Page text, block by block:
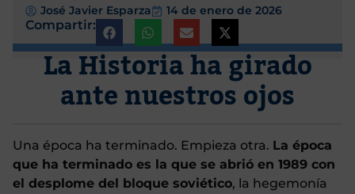
José Javier Esparza 14 de enero de 2026
Compartir:
La Historia ha girado
ante nuestros ojos
Una época ha terminado. Empieza otra. La época
que ha terminado es la que se abrió en 1989 con
el desplome del bloque soviético, la hegemonía